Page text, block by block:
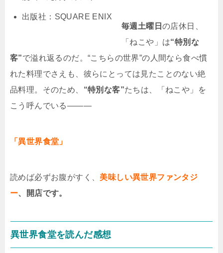
出版社：SQUARE ENIX
毎週土曜日の店休日、
「ねこや」は“特別な
客”で溢れ返るのだ。“こちらの世界”の人間なら食べ慣
れた料理でさえも、彼らにとっては見たことのない絶
品料理。そのため、 “特別な客”たちは、「ねこや」を
こう呼んでいる―――
「異世界食堂」
読めば必ずお腹がすく、 美味しい異世界ファンタジ
ー、開店です。
異世界食堂を読んだ感想